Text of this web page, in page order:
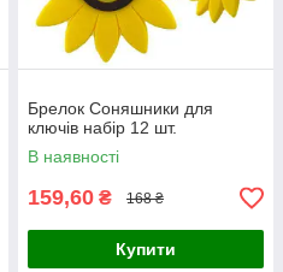
Брелок Соняшники для
ключів набір 12 шт.
В наявності
159,60 ₴ 168 ₴
Купити